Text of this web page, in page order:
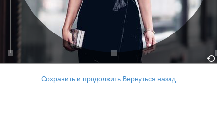
Сохранить и продолжить Вернуться назад